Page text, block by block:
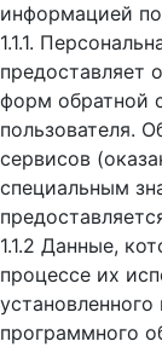
информацией
1.1.1.
предоставляет
форм обратной
пользователя.
сервисов
специальным
1.1.2 Данные,
процессе их
установленного
программного